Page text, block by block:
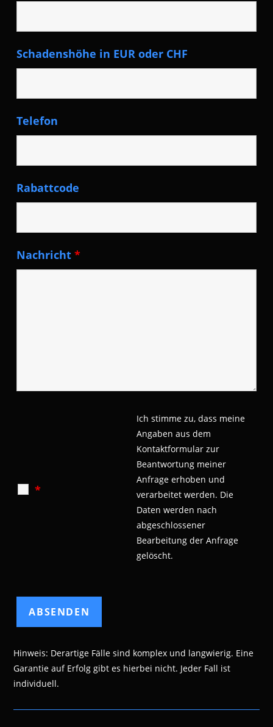
Schadenshöhe in EUR oder CHF
Telefon
Rabattcode
Nachricht*
*
Ich stimme zu, dass meine
Angaben aus dem
Kontaktformular zur
Beantwortung meiner
Anfrage erhoben und
verarbeitet werden. Die
Daten werden nach
abgeschlossener
Bearbeitung der Anfrage
gelöscht.
Hinweis: Derartige Fälle sind komplex und langwierig. Eine
Garantie auf Erfolg gibt es hierbei nicht. Jeder Fall ist
individuell.